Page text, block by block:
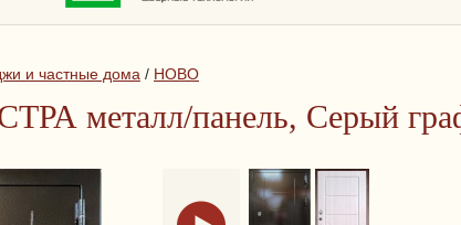
и частные дома / НОВО
металл/панель, Серый